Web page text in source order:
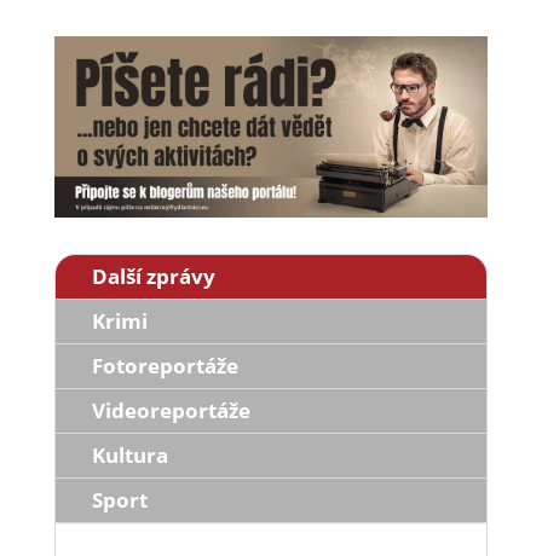
Další zprávy
Krimi
Fotoreportáže
Videoreportáže
Kultura
Sport